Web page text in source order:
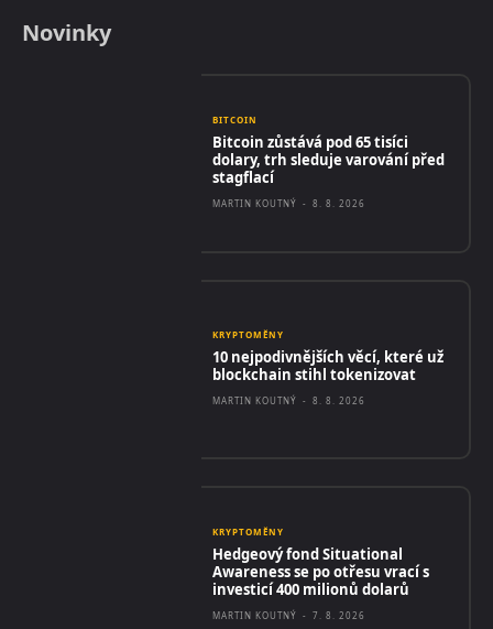
Novinky
BITCOIN
Bitcoin zůstává pod 65 tisíci
dolary, trh sleduje varování před
stagflací
MARTIN KOUTNÝ - 8. 8. 2026
KRYPTOMĚNY
10 nejpodivnějších věcí, které už
blockchain stihl tokenizovat
MARTIN KOUTNÝ - 8. 8. 2026
KRYPTOMĚNY
Hedgeový fond Situational
Awareness se po otřesu vrací s
investicí 400 milionů dolarů
MARTIN KOUTNÝ - 7. 8. 2026